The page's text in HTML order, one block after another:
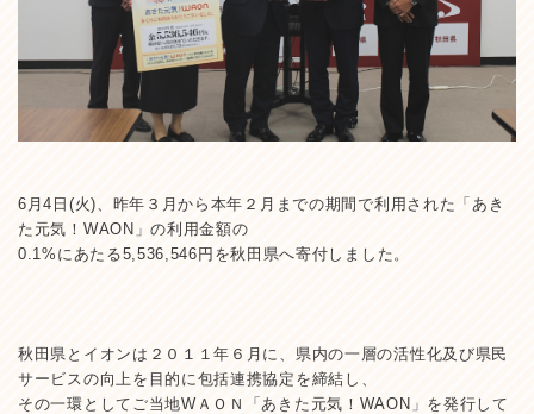
6月4日(火)、昨年３月から本年２月までの期間で利用された「あき
た元気！WAON」の利用金額の
0.1%にあたる5,536,546円を秋田県へ寄付しました。
秋田県とイオンは２０１１年６月に、県内の一層の活性化及び県民
サービスの向上を目的に包括連携協定を締結し、
その一環としてご当地WＡＯＮ「あきた元気！WAON」を発行して